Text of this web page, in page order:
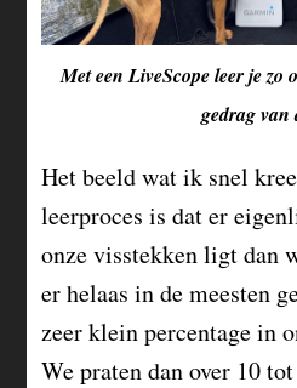
Met een LiveScope leer je zo
gedrag van
Het beeld wat ik snel
leerproces is dat er
onze visstekken ligt dan
er helaas in de meesten
zeer klein percentage in
We praten dan over 10